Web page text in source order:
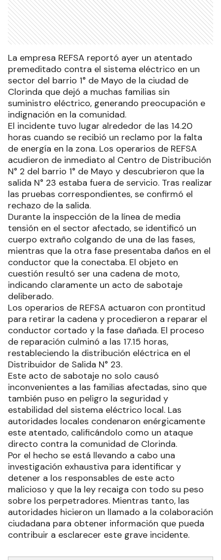
La empresa REFSA reportó ayer un atentado
premeditado contra el sistema eléctrico en un
sector del barrio 1° de Mayo de la ciudad de
Clorinda que dejó a muchas familias sin
suministro eléctrico, generando preocupación e
indignación en la comunidad.
El incidente tuvo lugar alrededor de las 14.20
horas cuando se recibió un reclamo por la falta
de energía en la zona. Los operarios de REFSA
acudieron de inmediato al Centro de Distribución
N° 2 del barrio 1° de Mayo y descubrieron que la
salida N° 23 estaba fuera de servicio. Tras realizar
las pruebas correspondientes, se confirmó el
rechazo de la salida.
Durante la inspección de la línea de media
tensión en el sector afectado, se identificó un
cuerpo extraño colgando de una de las fases,
mientras que la otra fase presentaba daños en el
conductor que la conectaba. El objeto en
cuestión resultó ser una cadena de moto,
indicando claramente un acto de sabotaje
deliberado.
Los operarios de REFSA actuaron con prontitud
para retirar la cadena y procedieron a reparar el
conductor cortado y la fase dañada. El proceso
de reparación culminó a las 17.15 horas,
restableciendo la distribución eléctrica en el
Distribuidor de Salida N° 23.
Este acto de sabotaje no solo causó
inconvenientes a las familias afectadas, sino que
también puso en peligro la seguridad y
estabilidad del sistema eléctrico local. Las
autoridades locales condenaron enérgicamente
este atentado, calificándolo como un ataque
directo contra la comunidad de Clorinda.
Por el hecho se está llevando a cabo una
investigación exhaustiva para identificar y
detener a los responsables de este acto
malicioso y que la ley recaiga con todo su peso
sobre los perpetradores. Mientras tanto, las
autoridades hicieron un llamado a la colaboración
ciudadana para obtener información que pueda
contribuir a esclarecer este grave incidente.